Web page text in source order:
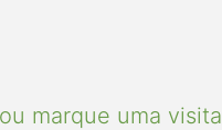
marque uma visita